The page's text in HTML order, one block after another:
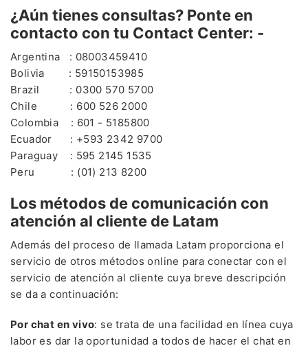
¿Aún tienes consultas? Ponte en
contacto con tu Contact Center: -
Argentina : 08003459410
Bolivia : 59150153985
Brazil : 0300 570 5700
Chile : 600 526 2000
Colombia : 601 - 5185800
Ecuador : +593 2342 9700
Paraguay : 595 2145 1535
Peru : (01) 213 8200
Los métodos de comunicación con
atención al cliente de Latam
Además del proceso de llamada Latam proporciona el
servicio de otros métodos online para conectar con el
servicio de atención al cliente cuya breve descripción
se da a continuación:
Por chat en vivo: se trata de una facilidad en línea cuya
labor es dar la oportunidad a todos de hacer el chat en